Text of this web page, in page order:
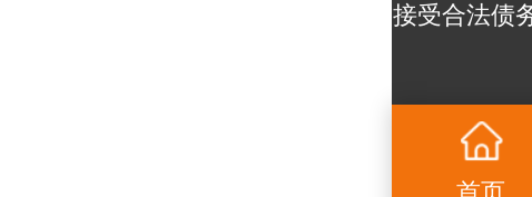
接受合法债